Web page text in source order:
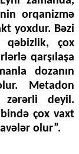
orqanizmə
yoxdur. Bəzi
qəbizlik, çox
qarşılaşa
dozanın
Metadon
zərərli deyil.
çox vaxt
olur”.